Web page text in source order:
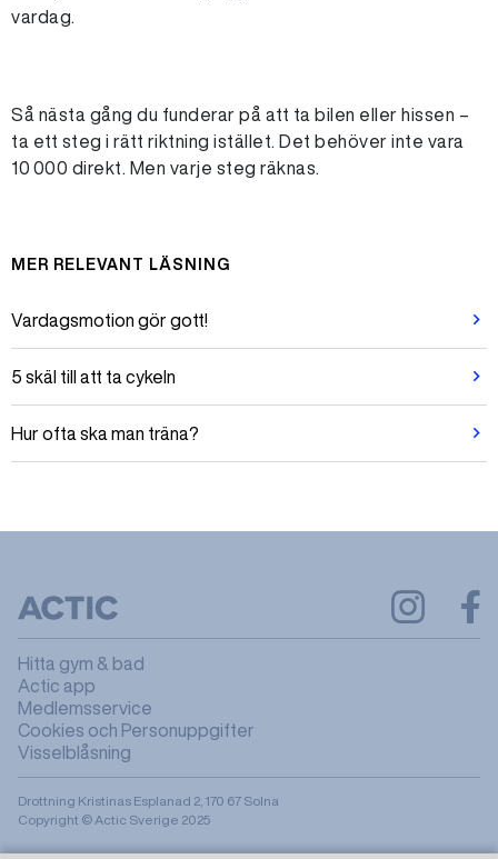
vardag.
Så nästa gång du funderar på att ta bilen eller hissen –
ta ett steg i rätt riktning istället. Det behöver inte vara
10 000 direkt. Men varje steg räknas.
MER RELEVANT LÄSNING
Vardagsmotion gör gott!
5 skäl till att ta cykeln
Hur ofta ska man träna?
Hitta gym & bad
Actic app
Medlemsservice
Cookies och Personuppgifter
Visselblåsning
Drottning Kristinas Esplanad 2, 170 67 Solna
Copyright © Actic Sverige 2025